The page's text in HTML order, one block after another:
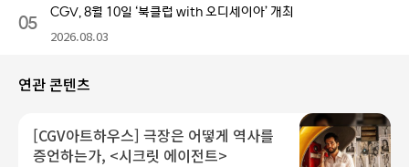
05 CGV, 8월 10일 ‘북클럽 with 오디세이아’ 개최
2026.08.03
연관 콘텐츠
[CGV아트하우스] 극장은 어떻게 역사를
증언하는가, <시크릿 에이전트>